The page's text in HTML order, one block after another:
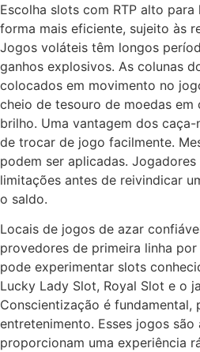
Escolha slots com RTP alto
forma mais eficiente, sujeito às
Jogos voláteis têm longos
ganhos explosivos. As colunas
colocados em movimento no
cheio de tesouro de moedas em
brilho. Uma vantagem dos
de trocar de jogo facilmente.
podem ser aplicadas.
limitações antes de reivindicar
o saldo.
Locais de jogos de azar
provedores de primeira linha
pode experimentar slots
Lucky Lady Slot, Royal Slot e o
Conscientização é fundamental,
entretenimento. Esses jogos são
proporcionam uma experiência